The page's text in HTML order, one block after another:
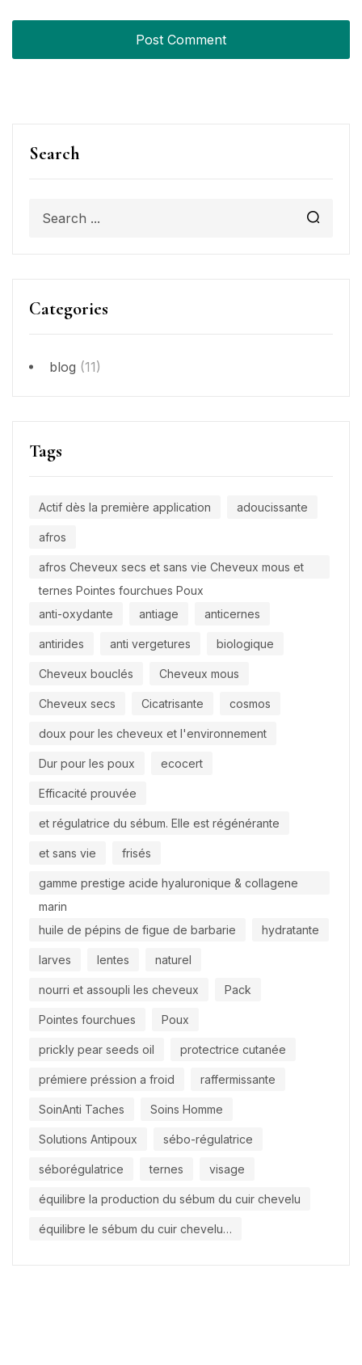
Search
Categories
blog (11)
Tags
Actif dès la première application adoucissante
afros
afros Cheveux secs et sans vie Cheveux mous et
ternes Pointes fourchues Poux
anti-oxydante
antiage anticernes
antirides anti vergetures biologique
Cheveux bouclés Cheveux mous
Cheveux secs Cicatrisante cosmos
doux pour les cheveux et l'environnement
Dur pour les poux ecocert
Efficacité prouvée
et régulatrice du sébum. Elle est régénérante
et sans vie frisés
gamme prestige acide hyaluronique & collagene
marin
huile de pépins de figue de barbarie
hydratante
larves lentes naturel
nourri et assoupli les cheveux Pack
Pointes fourchues Poux
prickly pear seeds oil protectrice cutanée
prémiere préssion a froid raffermissante
SoinAnti Taches Soins Homme
Solutions Antipoux sébo-régulatrice
séborégulatrice ternes visage
équilibre la production du sébum du cuir chevelu
équilibre le sébum du cuir chevelu…